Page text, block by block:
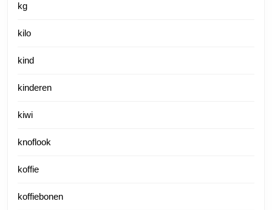
kg
kilo
kind
kinderen
kiwi
knoflook
koffie
koffiebonen